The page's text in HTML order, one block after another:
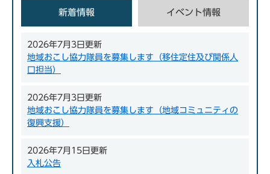
新着情報 イベント情報
新
着
報
2026年7月3日更新
地域おこし協力隊員を募集します（移住定住及び関係人
口担当）
2026年7月3日更新
地域おこし協力隊員を募集します（地域コミュニティの
復興支援）
2026年7月15日更新
入札公告